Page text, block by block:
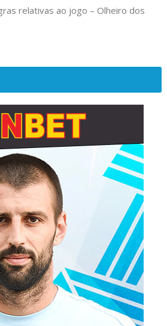
relativas ao jogo – Olheiro dos